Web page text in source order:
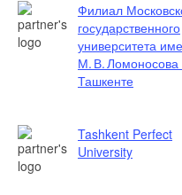
Филиал
государственного
университета
М. В. Ломоносова
Ташкенте
Tashkent Perfect
University